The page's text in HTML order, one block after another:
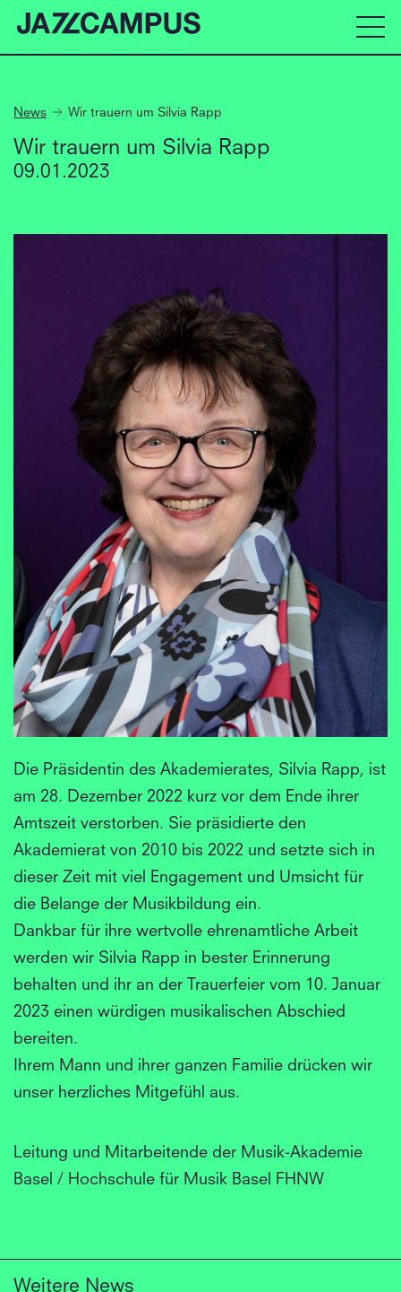
News Wir trauern um Silvia Rapp
Wir trauern um Silvia Rapp
09.01.2023
Die Präsidentin des Akademierates, Silvia Rapp, ist
am 28. Dezember 2022 kurz vor dem Ende ihrer
Amtszeit verstorben. Sie präsidierte den
Akademierat von 2010 bis 2022 und setzte sich in
dieser Zeit mit viel Engagement und Umsicht für
die Belange der Musikbildung ein.
Dankbar für ihre wertvolle ehrenamtliche Arbeit
werden wir Silvia Rapp in bester Erinnerung
behalten und ihr an der Trauerfeier vom 10. Januar
2023 einen würdigen musikalischen Abschied
bereiten.
Ihrem Mann und ihrer ganzen Familie drücken wir
unser herzliches Mitgefühl aus.
Leitung und Mitarbeitende der Musik-Akademie
Basel / Hochschule für Musik Basel FHNW
Weitere News